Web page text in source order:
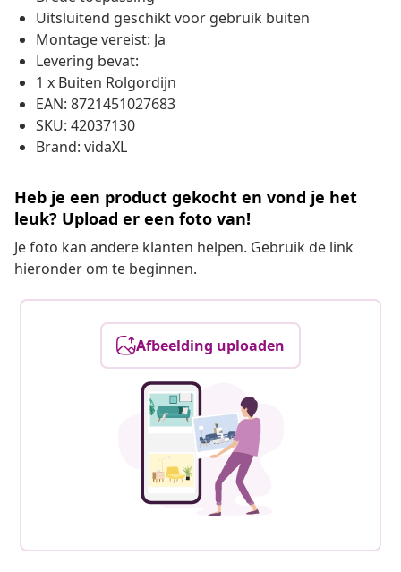
Uitsluitend geschikt voor gebruik buiten
Montage vereist: Ja
Levering bevat:
1 x Buiten Rolgordijn
EAN: 8721451027683
SKU: 42037130
Brand: vidaXL
Heb je een product gekocht en vond je het
leuk? Upload er een foto van!
Je foto kan andere klanten helpen. Gebruik de link
hieronder om te beginnen.
Afbeelding uploaden